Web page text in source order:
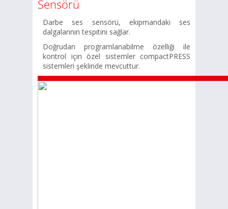
Sensörü
Darbe ses sensörü, ekipmandaki ses
dalgalarının tespitini sağlar.
Doğrudan programlanabilme özelliği ile
kontrol için özel sistemler compactPRESS
sistemleri şeklinde mevcuttur.